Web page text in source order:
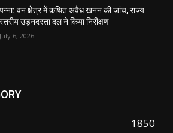
पन्ना: वन क्षेत्र में कथित अवैध खनन की जांच, राज्य
स्तरीय उड़नदस्ता दल ने किया निरीक्षण
July 6, 2026
1850